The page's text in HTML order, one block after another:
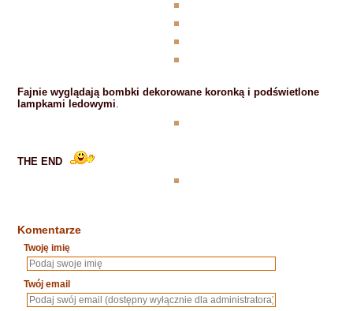
Fajnie wyglądają bombki dekorowane koronką i podświetlone
lampkami ledowymi
THE END
Komentarze
Twoję imię
Twój email